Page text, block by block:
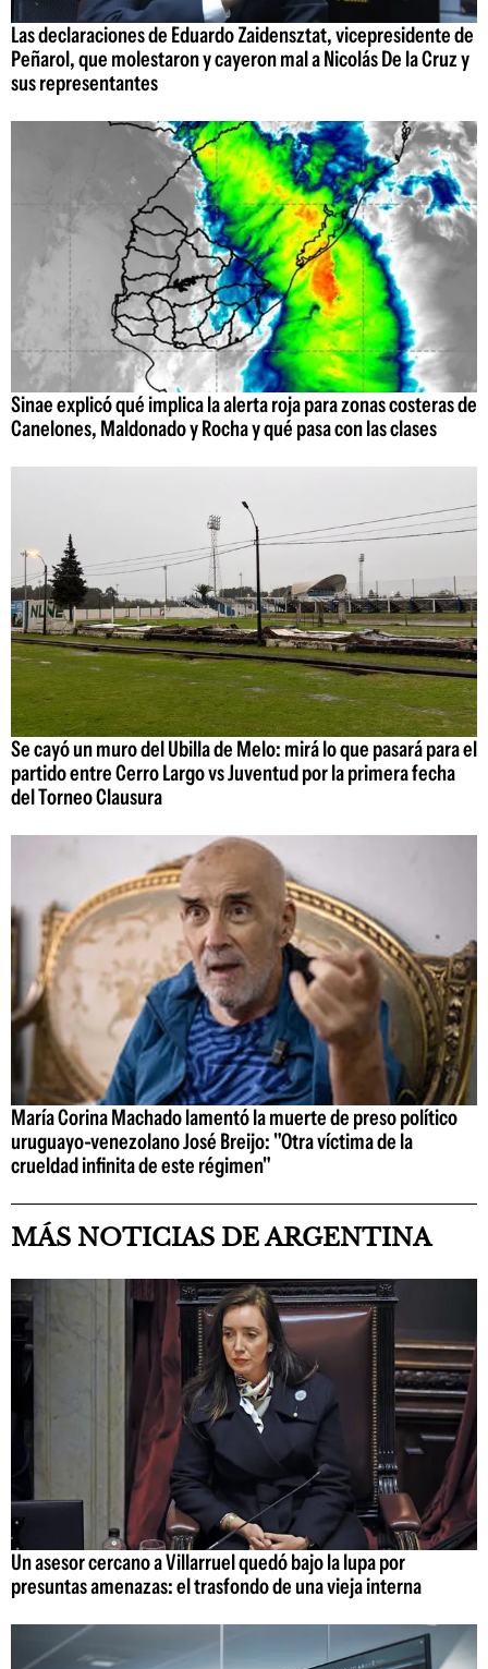
Las declaraciones de Eduardo Zaidensztat, vicepresidente de
Peñarol, que molestaron y cayeron mal a Nicolás De la Cruz y
sus representantes
Sinae explicó qué implica la alerta roja para zonas costeras de
Canelones, Maldonado y Rocha y qué pasa con las clases
Se cayó un muro del Ubilla de Melo: mirá lo que pasará para el
partido entre Cerro Largo vs Juventud por la primera fecha
del Torneo Clausura
María Corina Machado lamentó la muerte de preso político
uruguayo-venezolano José Breijo: "Otra víctima de la
crueldad infinita de este régimen"
MÁS NOTICIAS DE ARGENTINA
Un asesor cercano a Villarruel quedó bajo la lupa por
presuntas amenazas: el trasfondo de una vieja interna